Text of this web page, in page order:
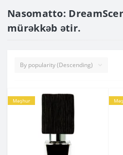
Nasomatto:
mürəkkəb ətir.
Məşhur